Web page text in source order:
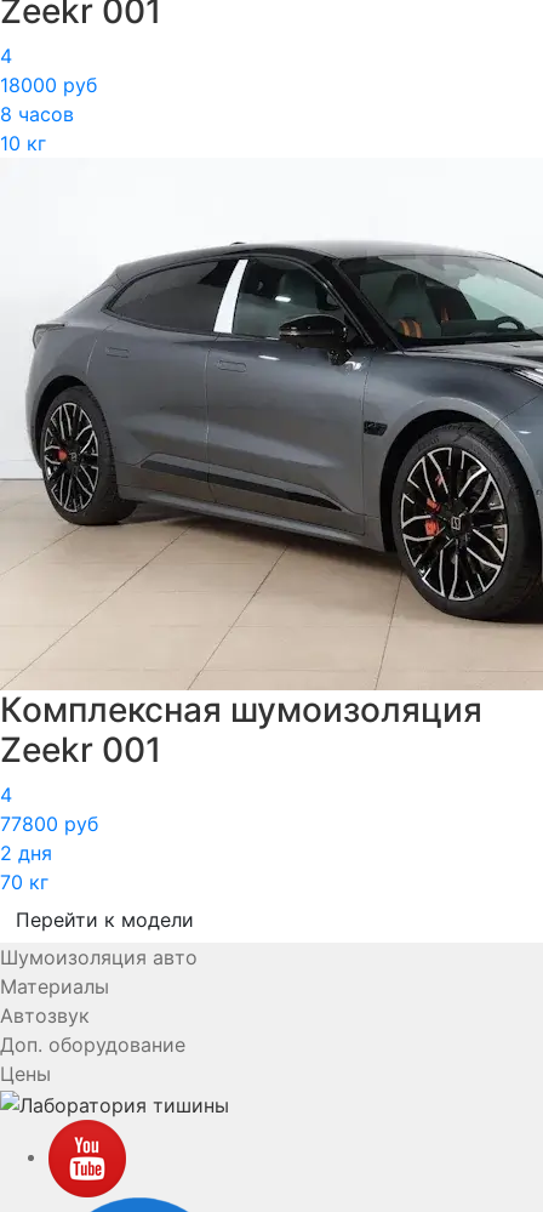
Zeekr 001
4
18000 руб
8 часов
10 кг
Комплексная шумоизоляция
Zeekr 001
4
77800 руб
2 дня
70 кг
Перейти к модели
Шумоизоляция авто
Материалы
Автозвук
Доп. оборудование
Цены